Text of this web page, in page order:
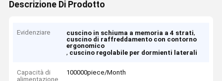
Descrizione Di Prodotto
Evidenziare cuscino in schiuma a memoria a 4 strati,
cuscino di raffreddamento con contorno
ergonomico
, cuscino regolabile per dormienti laterali
Capacità di
alimentazione
100000piece/Month